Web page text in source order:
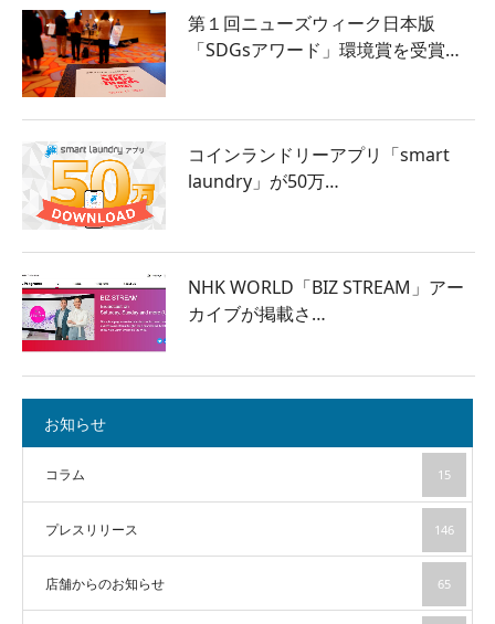
第１回ニューズウィーク日本版
「SDGsアワード」環境賞を受賞…
コインランドリーアプリ「smart
laundry」が50万…
NHK WORLD「BIZ STREAM」アー
カイブが掲載さ…
お知らせ
コラム 15
プレスリリース 146
店舗からのお知らせ 65